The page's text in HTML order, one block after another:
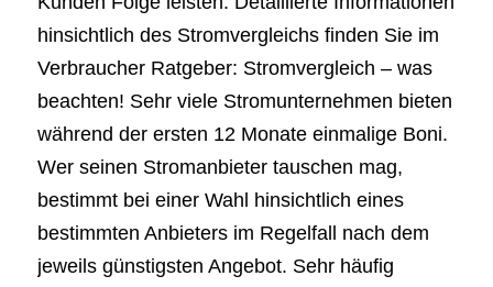
hinsichtlich des Stromvergleichs finden Sie im
Verbraucher Ratgeber: Stromvergleich – was
beachten! Sehr viele Stromunternehmen bieten
während der ersten 12 Monate einmalige Boni.
Wer seinen Stromanbieter tauschen mag,
bestimmt bei einer Wahl hinsichtlich eines
bestimmten Anbieters im Regelfall nach dem
jeweils günstigsten Angebot. Sehr häufig